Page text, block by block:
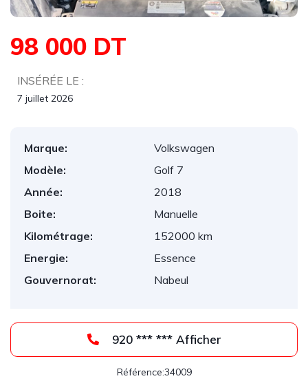
98 000 DT
INSÉRÉE LE :
7 juillet 2026
Marque:
Volkswagen
Modèle:
Golf 7
Année:
2018
Boite:
Manuelle
Kilométrage:
152000 km
Energie:
Essence
Gouvernorat:
Nabeul
920 *** *** Afficher
Référence:34009